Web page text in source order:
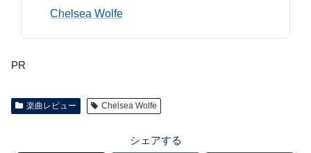
Chelsea Wolfe
PR
楽曲レビュー Chelsea Wolfe
シェアする